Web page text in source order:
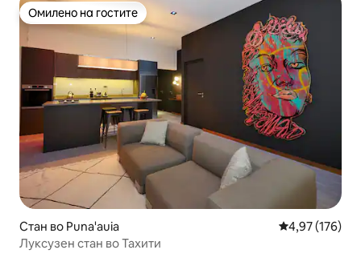
Омилено на гостите
Омилено на гостите
Стан во Puna'auia Просечна
4,97 (176)
Луксузен стан во Тахити